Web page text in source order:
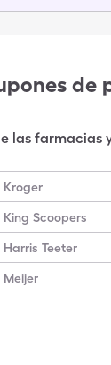
de
las farmacias
Kroger
King Scoopers
Harris Teeter
Meijer